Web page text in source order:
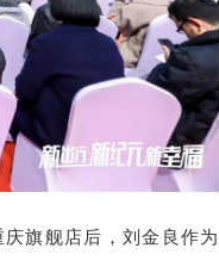
旗舰店后，刘金良作为